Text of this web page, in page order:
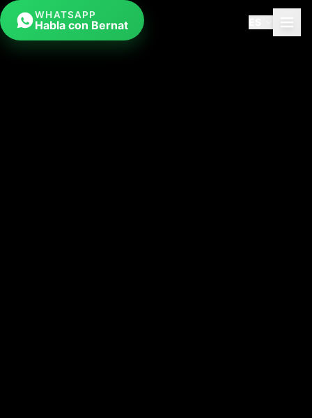
WHATSAPP
Habla con Bernat